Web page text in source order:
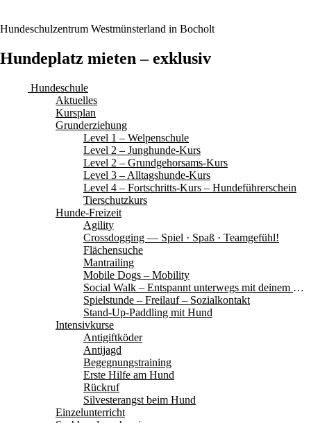
Hundeschulzentrum Westmünsterland in Bocholt
Hundeplatz mieten – exklusiv
Hundeschule
Aktuelles
Kursplan
Grunderziehung
Level 1 – Welpenschule
Level 2 – Junghunde-Kurs
Level 2 – Grundgehorsams-Kurs
Level 3 – Alltagshunde-Kurs
Level 4 – Fortschritts-Kurs – Hundeführerschein
Tierschutzkurs
Hunde-Freizeit
Agility
Crossdogging — Spiel · Spaß · Teamgefühl!
Flächensuche
Mantrailing
Mobile Dogs – Mobility
Social Walk – Entspannt unterwegs mit deinem Hund
Spielstunde – Freilauf – Sozialkontakt
Stand-Up-Paddling mit Hund
Intensivkurse
Antigiftköder
Antijagd
Begegnungstraining
Erste Hilfe am Hund
Rückruf
Silvesterangst beim Hund
Einzelunterricht